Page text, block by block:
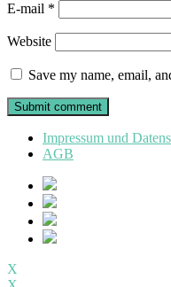
E-mail *
Website
Save my name, email,
Impressum und
AGB
X